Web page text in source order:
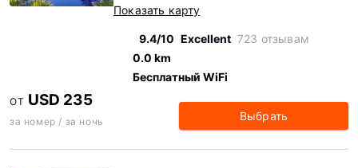
Показать карту
9.4/10 Excellent 723 отзывам
0.0 km
Бесплатный WiFi
ОТ USD 235
за номер / за ночь Выбрать